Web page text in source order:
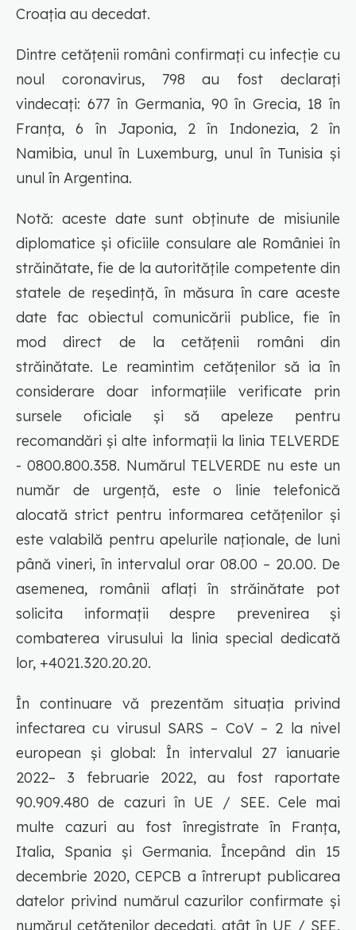
Croația au decedat.
Dintre cetățenii români confirmați cu infecție cu
noul coronavirus, 798 au fost declarați
vindecați: 677 în Germania, 90 în Grecia, 18 în
Franța, 6 în Japonia, 2 în Indonezia, 2 în
Namibia, unul în Luxemburg, unul în Tunisia și
unul în Argentina.
Notă: aceste date sunt obținute de misiunile
diplomatice și oficiile consulare ale României în
străinătate, fie de la autoritățile competente din
statele de reședință, în măsura în care aceste
date fac obiectul comunicării publice, fie în
mod direct de la cetățenii români din
străinătate. Le reamintim cetățenilor să ia în
considerare doar informațiile verificate prin
sursele oficiale și să apeleze pentru
recomandări și alte informații la linia TELVERDE
- 0800.800.358. Numărul TELVERDE nu este un
număr de urgență, este o linie telefonică
alocată strict pentru informarea cetățenilor și
este valabilă pentru apelurile naționale, de luni
până vineri, în intervalul orar 08.00 – 20.00. De
asemenea, românii aflați în străinătate pot
solicita informații despre prevenirea și
combaterea virusului la linia special dedicată
lor, +4021.320.20.20.
În continuare vă prezentăm situația privind
infectarea cu virusul SARS – CoV – 2 la nivel
european și global: În intervalul 27 ianuarie
2022– 3 februarie 2022, au fost raportate
90.909.480 de cazuri în UE / SEE. Cele mai
multe cazuri au fost înregistrate în Franţa,
Italia, Spania și Germania. Începând din 15
decembrie 2020, CEPCB a întrerupt publicarea
datelor privind numărul cazurilor confirmate și
numărul cetățenilor decedați, atât în UE / SEE,